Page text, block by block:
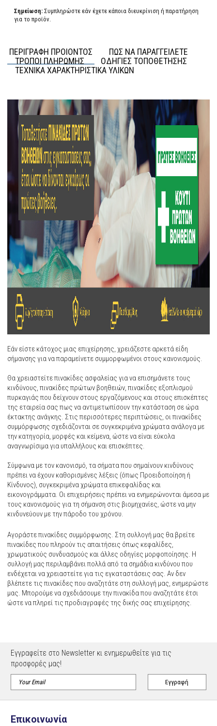
Σημείωση: Συμπληρώστε εάν έχετε κάποια διευκρίνιση ή παρατήρηση
για το προϊόν.
ΠΕΡΙΓΡΑΦΗ ΠΡΟΙΟΝΤΟΣ
ΠΩΣ ΝΑ ΠΑΡΑΓΓΕΙΛΕΤΕ
ΤΡΟΠΟΙ ΠΛΗΡΩΜΗΣ
ΟΔΗΓΙΕΣ ΤΟΠΟΘΕΤΗΣΗΣ
ΤΕΧΝΙΚΑ ΧΑΡΑΚΤΗΡΙΣΤΙΚΑ ΥΛΙΚΩΝ
Εάν είστε κάτοχος μιας επιχείρησης, χρειάζεστε αρκετά είδη
σήμανσης για να παραμείνετε συμμορφωμένοι στους κανονισμούς.
Θα χρειαστείτε πινακίδες ασφαλείας για να επισημάνετε τους
κινδύνους, πινακίδες πρώτων βοηθειών, πινακίδες εξοπλισμού
πυρκαγιάς που δείχνουν στους εργαζόμενους και στους επισκέπτες
της εταιρεία σας πως να αντιμετωπίσουν την κατάσταση σε ώρα
έκτακτης ανάγκης. Στις περισσότερες περιπτώσεις, οι πινακίδες
συμμόρφωσης σχεδιάζονται σε συγκεκριμένα χρώματα ανάλογα με
την κατηγορία, μορφές και κείμενα, ώστε να είναι εύκολα
αναγνωρίσιμα για υπαλλήλους και επισκέπτες.
Σύμφωνα με τον κανονισμό, τα σήματα που σημαίνουν κινδύνους
πρέπει να έχουν καθορισμένες λέξεις (όπως Προειδοποίηση ή
Κίνδυνος), συγκεκριμένα χρώματα επικεφαλίδας και
εικονογράμματα. Οι επιχειρήσεις πρέπει να ενημερώνονται άμεσα με
τους κανονισμούς για τη σήμανση στις βιομηχανίες, ώστε να μην
κινδυνεύουν με την πάροδο του χρόνου.
Αγοράστε πινακίδες συμμόρφωσης. Στη συλλογή μας θα βρείτε
πινακίδες που πληρούν τις απαιτήσεις όπως κεφαλίδες,
χρωματικούς συνδυασμούς και άλλες οδηγίες μορφοποίησης. Η
συλλογή μας περιλαμβάνει πολλά από τα σημάδια κινδύνου που
ενδέχεται να χρειαστείτε για τις εγκαταστάσεις σας. Αν δεν
βλέπετε τις πινακίδες που αναζητάτε στη συλλογή μας, ενημερώστε
μας. Μπορούμε να σχεδιάσουμε την πινακίδα που αναζητάτε έτσι
ώστε να πληρεί τις προδιαγραφές της δικής σας επιχείρησης.
Εγγραφείτε στο Newsletter κι ενημερωθείτε για τις
προσφορές μας!
Επικοινωνία